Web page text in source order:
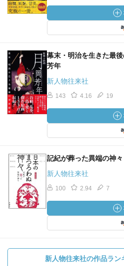
幕末・明治を生きた最
芳年
新人物往来社
143 4.16 19
記紀が葬った異端の神
新人物往来社
100 2.94 7
新人物往来社の作品ラン